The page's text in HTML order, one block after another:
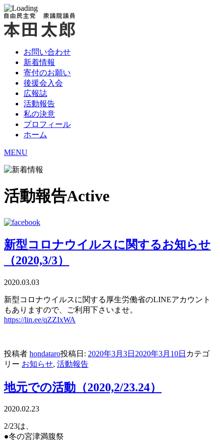
お問い合わせ
新着情報
寄付のお願い
後援会入会
広報誌
活動報告
私の決意
プロフィール
ホーム
MENU
活動報告Active
新型コロナウイルスに関するお知らせ
（2020,3/3）
2020.03.03
新型コロナウイルスに関する厚生労働省のLINEアカウント
もありますので、ご利用下さいませ。
https://lin.ee/qZZIxWA
投稿者 hondataro投稿日: 2020年3月3日 2020年3月10日 カテゴ
リー お知らせ, 活動報告
地元での活動（2020,2/23.24）
2020.02.23
2/23は、
●冬の宮津満腹祭